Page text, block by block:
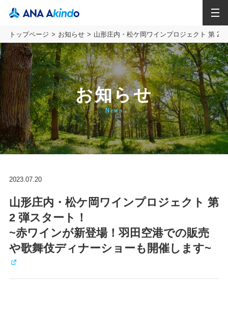
トップページ お知らせ 山形庄内・松ケ岡ワインプロジェクト 第 2
お知らせ
News
2023.07.20
山形庄内・松ケ岡ワインプロジェクト 第
2 弾スタート！
~赤ワインが新登場！羽田空港での販売
や歌舞伎ディナーショーも開催します~